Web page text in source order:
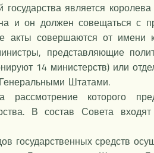
является
и он должен совещаться с
акты совершаются от имени
представляющие
14 министерств) или
Штатами.
которого
В состав Совета
государственных средств